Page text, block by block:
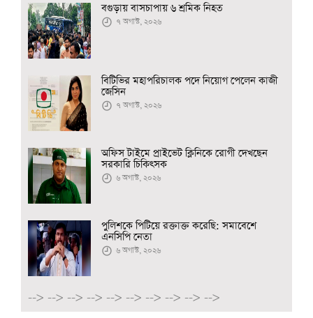
বগুড়ায় বাসচাপায় ৬ শ্রমিক নিহত
৭ অগাস্ট, ২০২৬
বিটিভির মহাপরিচালক পদে নিয়োগ পেলেন কাজী
জেসিন
৭ অগাস্ট, ২০২৬
অফিস টাইমে প্রাইভেট ক্লিনিকে রোগী দেখছেন
সরকারি চিকিৎসক
৬ অগাস্ট, ২০২৬
পুলিশকে পিটিয়ে রক্তাক্ত করেছি: সমাবেশে
এনসিপি নেতা
৬ অগাস্ট, ২০২৬
--> --> --> --> --> --> --> --> --> -->